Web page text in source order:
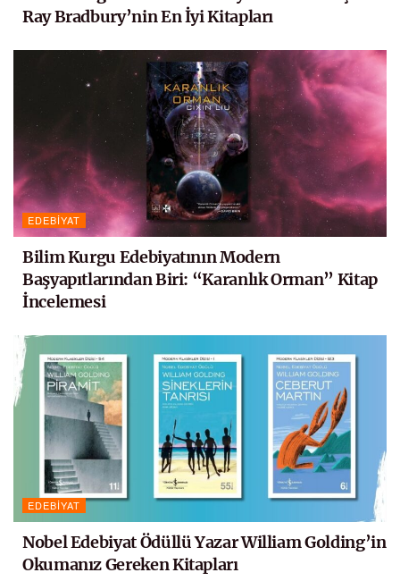
Ray Bradbury’nin En İyi Kitapları
EDEBIYAT
Bilim Kurgu Edebiyatının Modern
Başyapıtlarından Biri: “Karanlık Orman” Kitap
İncelemesi
EDEBIYAT
Nobel Edebiyat Ödüllü Yazar William Golding’in
Okumanız Gereken Kitapları